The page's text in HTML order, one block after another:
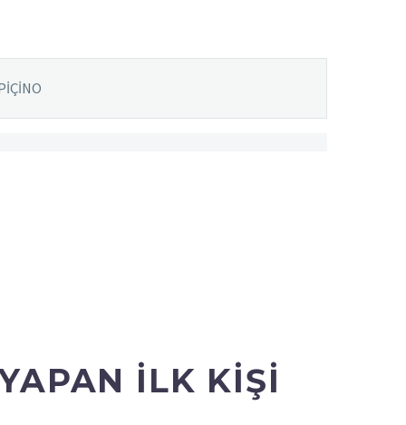
ILK KIŞI